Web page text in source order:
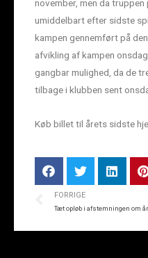
november, men da
umiddelbart efter sidste
kampen gennemført på
afvikling af kampen
gangbar mulighed, da de
tilbage i klubben sent
Køb billet til årets sidste
FORRIGE